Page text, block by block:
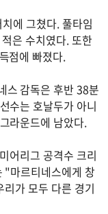
에 그쳤다. 풀타임
은 수치였다. 또한
점에 빠졌다.
스 감독은 후반 38분
수는 호날두가 아니
라운드에 남았다.
어리그 공격수 크리
"마르티네스에게 창
가 모두 다른 경기